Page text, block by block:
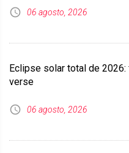
06 agosto, 2026
Eclipse solar total de 2026:
verse
06 agosto, 2026